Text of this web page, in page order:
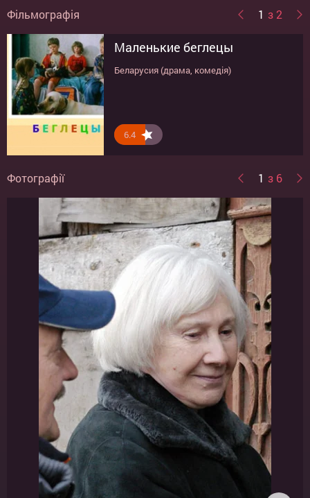
Фільмографія 1 з 2
Маленькие беглецы
Беларусия (драма, комедія)
6.4
Перекид через голову
СССР (комедія)
8.8
Фотографії 1 з 6